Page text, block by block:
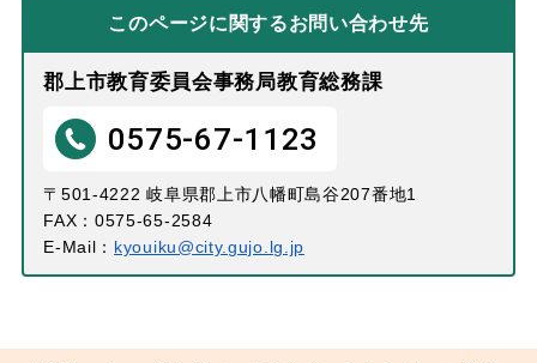
このページに関するお問い合わせ先
郡上市教育委員会事務局教育総務課
0575-67-1123
〒501-4222 岐阜県郡上市八幡町島谷207番地1
FAX：0575-65-2584
E-Mail： kyouiku@city.gujo.lg.jp